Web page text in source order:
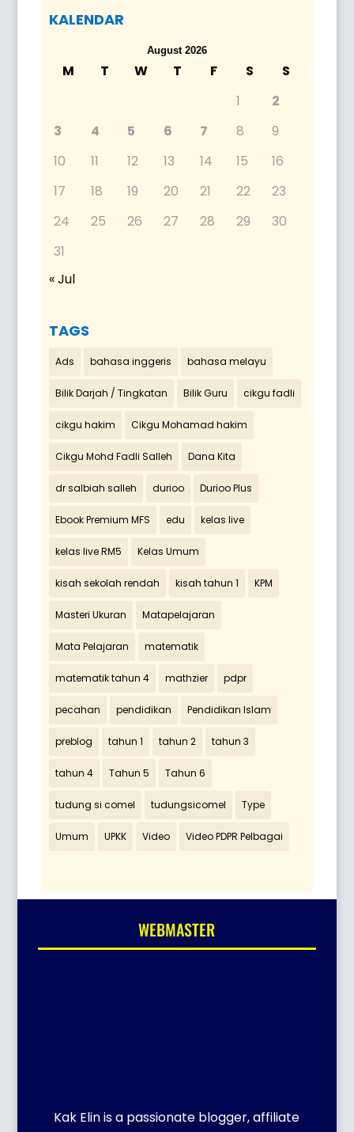
KALENDAR
August 2026
M T W T F S
S
1
2
3
4 5 6 7 8
9
10
11 12 13 14 15
16
17
18 19 20 21 22
23
24
25 26 27 28 29
30
31
« Jul
TAGS
Ads bahasa inggeris bahasa melayu
Bilik Darjah / Tingkatan Bilik Guru cikgu fadli
cikgu hakim Cikgu Mohamad hakim
Cikgu Mohd Fadli Salleh Dana Kita
dr salbiah salleh durioo Durioo Plus
Ebook Premium MFS edu kelas live
kelas live RM5 Kelas Umum
kisah sekolah rendah kisah tahun 1 KPM
Masteri Ukuran Matapelajaran
Mata Pelajaran matematik
matematik tahun 4 mathzier pdpr
pecahan pendidikan Pendidikan Islam
preblog tahun 1 tahun 2 tahun 3
tahun 4 Tahun 5 Tahun 6
tudung si comel tudungsicomel Type
Umum UPKK Video Video PDPR Pelbagai
WEBMASTER
Kak Elin is a passionate blogger, affiliate